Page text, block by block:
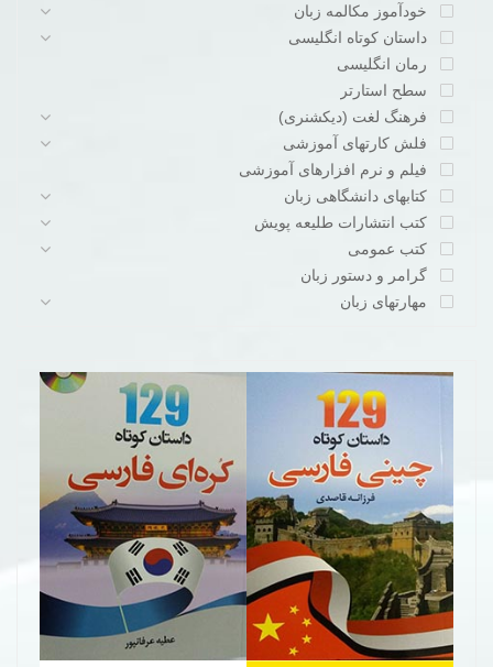
خودآموز مکالمه زبان
داستان کوتاه انگلیسی
رمان انگلیسی
سطح استارتر
فرهنگ لغت (دیکشنری)
فلش کارتهای آموزشی
فیلم و نرم افزارهای آموزشی
کتابهای دانشگاهی زبان
کتب انتشارات طلیعه پویش
کتب عمومی
گرامر و دستور زبان
مهارتهای زبان